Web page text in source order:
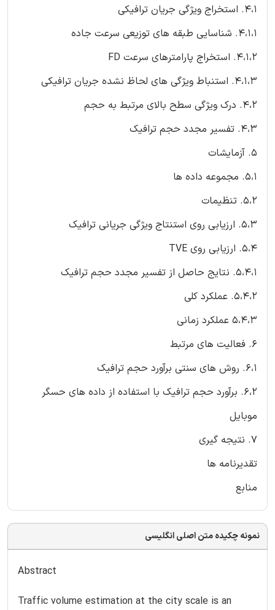
4،1. استخراج ویژگی جریان ترافیکی
4،1،1. شناسایی طبقه های توزیعی سرعت جاده
4،1،2. استخراج پارامترهای سرعت FD
4،1،3. استنباط ویژگی های لحاظ نشده جریان ترافیکی
4،2. درک ویژگی سطح بالای مرتبط به حجم
4،3. تفسیر مجدد حجم ترافیک
5. آزمایشات
5،1. مجموعه داده ها
5،2. تنظیمات
5،3. ارزیابی روی استنتاج ویژگی جریانی ترافیک
5،4. ارزیابی روی TVE
5،4،1. نتایج حاصل از تفسیر مجدد حجم ترافیک
5،4،2. عملکرد کلی
5،4،3 عملکرد زمانی
6. فعالیت های مرتبط
6،1. روش های سنتی برآورد حجم ترافیک
6،2. برآورد حجم ترافیک با استفاده از داده های حسگر
موبایل
7. نتیجه گیری
تقدیرنامه ها
منابع
نمونه چکیده متن اصلی انگلیسی
Abstract
Traffic volume estimation at the city scale is an